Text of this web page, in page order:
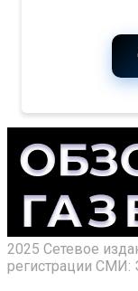
2025 Сетевое
регистрации